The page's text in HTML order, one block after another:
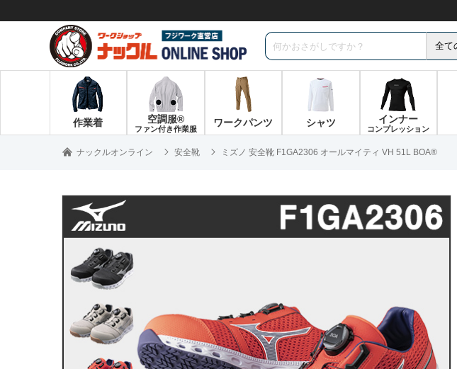
作業着 空調服®
ファン付き作業服
ワークパンツ シャツ インナー
コンプレッション
ナックルオンライン 安全靴 ミズノ 安全靴 F1GA2306 オールマイティ VH 51L BOA®